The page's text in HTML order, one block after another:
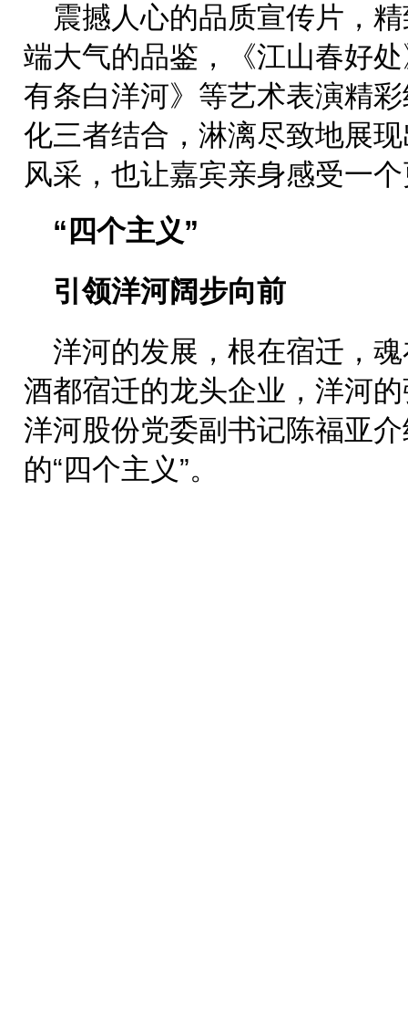
震撼人心的品质宣传片，
端大气的品鉴，《江山春好
有条白洋河》等艺术表演精
化三者结合，淋漓尽致地展
风采，也让嘉宾亲身感受一
“四个主义”
引领洋河阔步向前
洋河的发展，根在宿迁，
酒都宿迁的龙头企业，洋河
洋河股份党委副书记陈福亚
的“四个主义”。